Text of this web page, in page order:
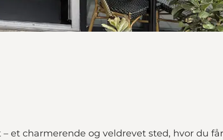
et charmerende og veldrevet sted, hvor du